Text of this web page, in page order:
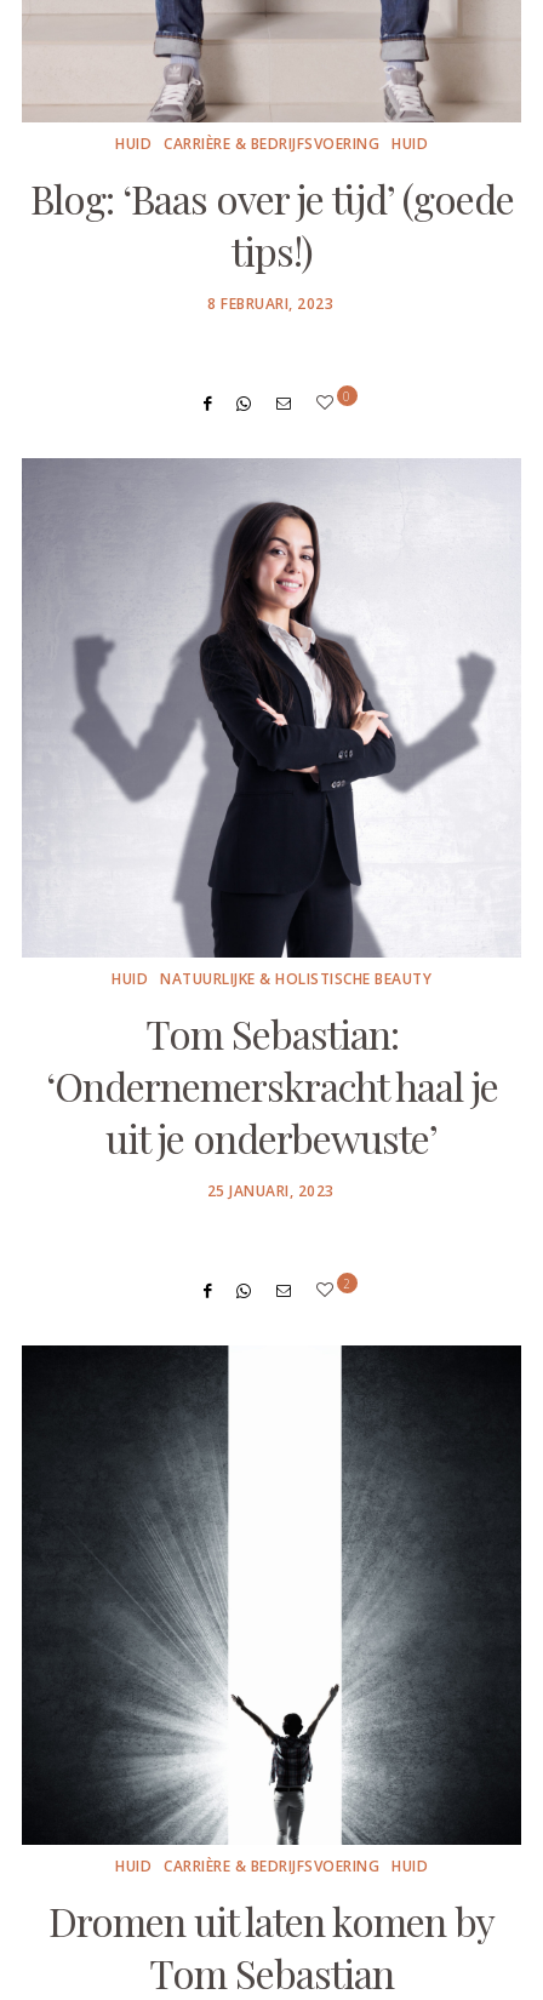
HUID CARRIÈRE & BEDRIJFSVOERING HUID
Blog: ‘Baas over je tijd’ (goede
tips!)
POSTED
8 FEBRUARI, 2023
0
HUID NATUURLIJKE & HOLISTISCHE BEAUTY
Tom Sebastian:
‘Ondernemerskracht haal je
uit je onderbewuste’
POSTED
25 JANUARI, 2023
2
HUID CARRIÈRE & BEDRIJFSVOERING HUID
Dromen uit laten komen by
Tom Sebastian